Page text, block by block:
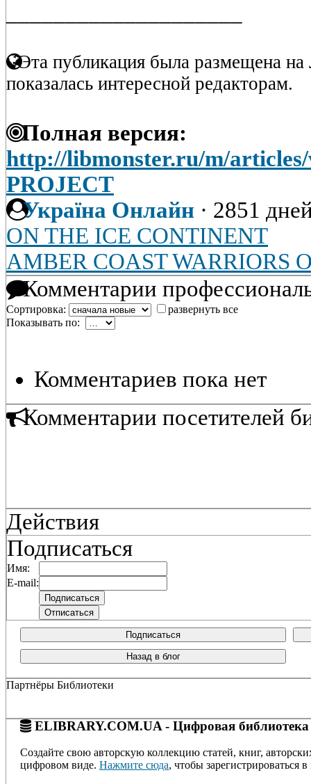
Эта публикация была размещена на
показалась интересной редакторам.
Полная версия:
http://libmonster.ru/m/
PROJECT
Україна Онлайн · 2851
ON THE ICE CONTINENT
AMBER COAST WARRIORS
Комментарии
Сортировка:
развернуть все
Показывать по:
Комментариев пока нет
Комментарии посетителей
Действия
Подписаться
Имя:
E-mail:
Подписаться
Назад в блог
Партнёры Библиотеки
ELIBRARY.COM.UA - Цифровая библиотека
Создайте свою авторскую коллекцию статей, книг,
цифровом виде. Нажмите сюда, чтобы зарегистрироваться в